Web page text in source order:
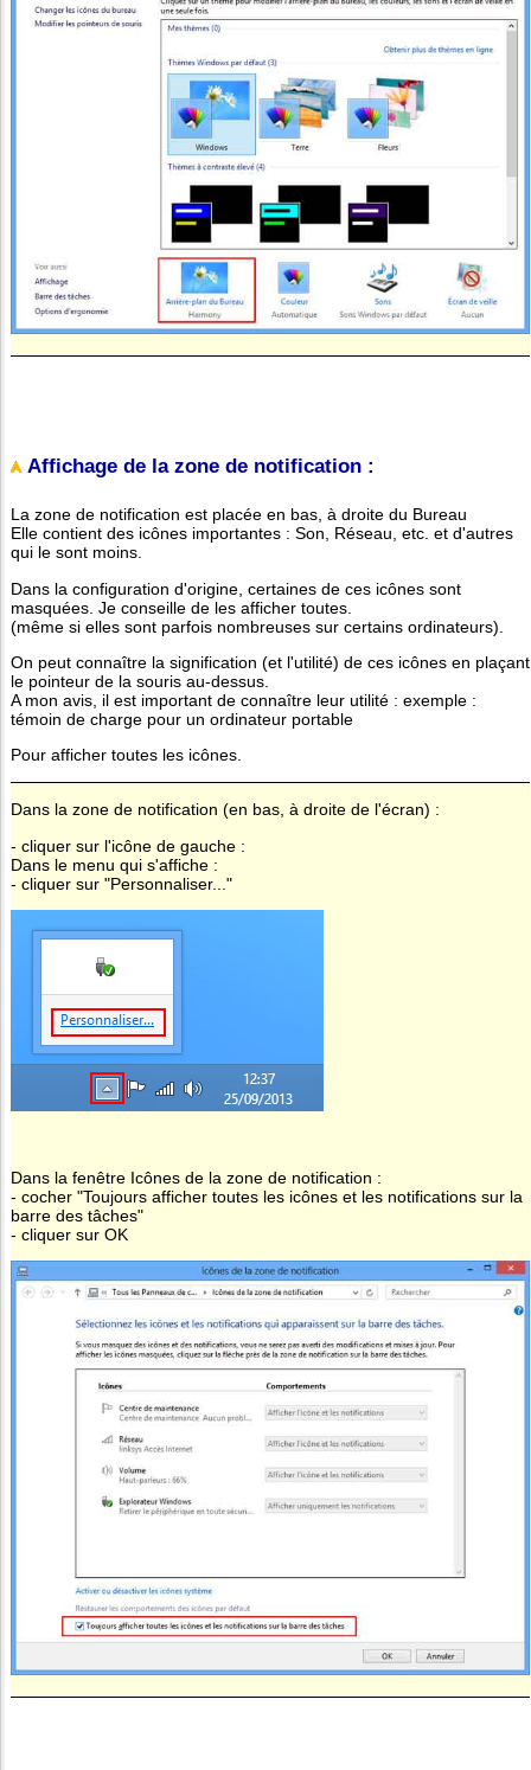
Affichage de la zone de notification :
La zone de notification est placée en bas, à droite du Bureau
Elle contient des icônes importantes : Son, Réseau, etc. et d'autres
qui le sont moins.
Dans la configuration d'origine, certaines de ces icônes sont
masquées. Je conseille de les afficher toutes.
(même si elles sont parfois nombreuses sur certains ordinateurs).
On peut connaître la signification (et l'utilité) de ces icônes en plaçant
le pointeur de la souris au-dessus.
A mon avis, il est important de connaître leur utilité : exemple :
témoin de charge pour un ordinateur portable
Pour afficher toutes les icônes.
Dans la zone de notification (en bas, à droite de l'écran) :
- cliquer sur l'icône de gauche :
Dans le menu qui s'affiche :
- cliquer sur "Personnaliser..."
Dans la fenêtre Icônes de la zone de notification :
- cocher "Toujours afficher toutes les icônes et les notifications sur la
barre des tâches"
- cliquer sur OK